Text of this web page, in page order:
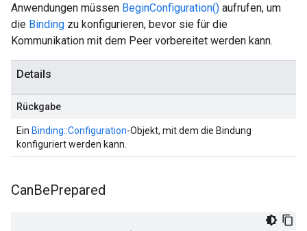
Anwendungen müssen BeginConfiguration() aufrufen, um
die Binding zu konfigurieren, bevor sie für die
Kommunikation mit dem Peer vorbereitet werden kann.
Details
Rückgabe
Ein Binding::Configuration-Objekt, mit dem die Bindung
konfiguriert werden kann.
CanBePrepared